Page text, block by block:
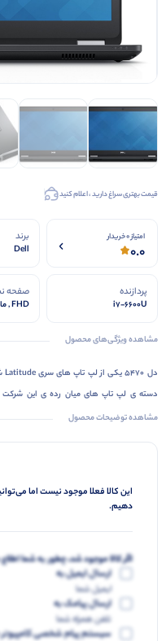
قیمت بهتری سراغ دارید ، اعلام کنید
امتیاز 0 خریدار
0.0
برند
Dell
پردازنده
i7-6600U
صفحه
FHD , مات , 14.1 اینچ
مشاهده ویژگی‌های محصول
دسته ی لپ تاپ های میان رده ی این شرکت
دانشجویی، وبگردی و مالتی مدیا مناسب است.
مشاهده توضیحات محصول
این کالا فعلا موجود نیست اما
دهیم.
اگر کالا موجود شد، چطور به شما
ارسال ایمیل به
ایمیل شما
ارسال پیامک به
تلفن همراه شما
سیستم پیام شخصی